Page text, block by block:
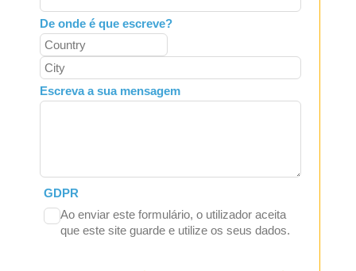
De onde é que escreve?
Escreva a sua mensagem
GDPR
Ao enviar este formulário, o utilizador aceita
que este site guarde e utilize os seus dados.